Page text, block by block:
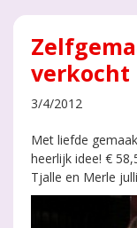
verkocht
3/4/2012
Met liefde
heerlijk idee! €
Tjalle en Merle